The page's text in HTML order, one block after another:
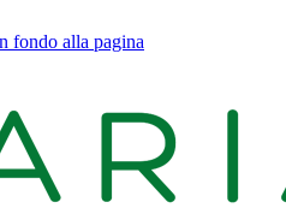
fondo alla pagina